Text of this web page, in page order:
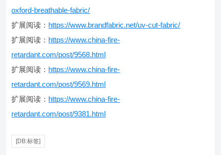
oxford-breathable-fabric/
扩展阅读： https://www.brandfabric.net/uv-cut-fabric/
扩展阅读： https://www.china-fire-
retardant.com/post/9568.html
扩展阅读： https://www.china-fire-
retardant.com/post/9569.html
扩展阅读： https://www.china-fire-
retardant.com/post/9381.html
[DB:标签]